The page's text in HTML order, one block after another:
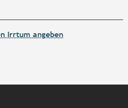
Irrtum angeben